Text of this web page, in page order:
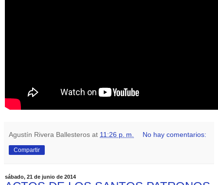
Agustín Rivera Ballesteros at 11:26 p. m. No hay comentarios:
Compartir
sábado, 21 de junio de 2014